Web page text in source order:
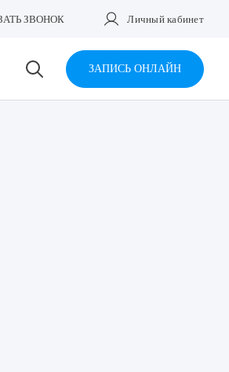
ЗВОНОК Личный кабинет
ЗАПИСЬ ОНЛАЙН